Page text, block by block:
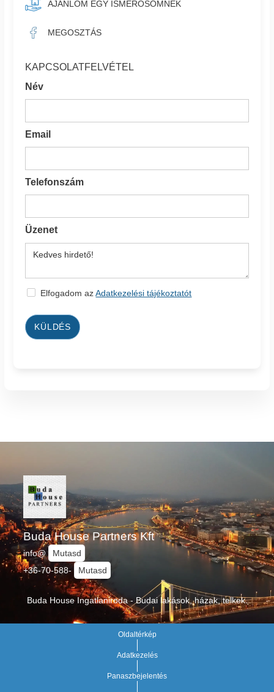
AJÁNLOM EGY ISMERŐSÖMNEK
MEGOSZTÁS
KAPCSOLATFELVÉTEL
Név
Email
Telefonszám
Üzenet
Elfogadom azAdatkezelési tájékoztatót
KÜLDÉS
Buda House Partners Kft
info@
Mutasd
+36-70-588-
Mutasd
Buda House Ingatlaniroda - Budai lakások, házak, telkek.
Oldaltérkép
Adatkezelés
Panaszbejelentés